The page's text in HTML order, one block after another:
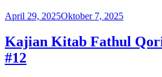
April 29, 2025Oktober 7, 2025
Kajian Kitab Fathul
#12